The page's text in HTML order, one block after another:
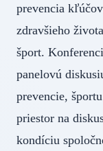
prevencia
zdravšieho
šport.
panelovú
prevencie,
priestor na
kondíciu